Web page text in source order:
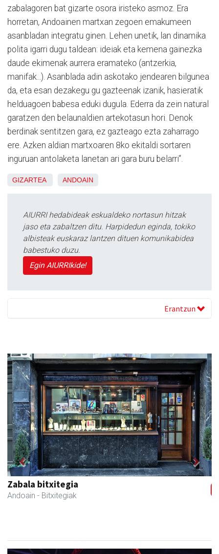
zabalagoren bat gizarte osora iristeko asmoz. Era
horretan, Andoainen martxan zegoen emakumeen
asanbladan integratu ginen. Lehen unetik, lan dinamika
polita igarri dugu taldean: ideiak eta kemena gainezka
daude ekimenak aurrera eramateko (antzerkia,
manifak...). Asanblada adin askotako jendearen bilgunea
da, eta esan dezakegu gu gazteenak izanik, hasieratik
helduagoen babesa eduki dugula. Ederra da zein natural
garatzen den belaunaldien artekotasun hori. Denok
berdinak sentitzen gara, ez gazteago ezta zaharrago
ere. Azken aldian martxoaren 8ko ekitaldi sortaren
inguruan antolaketa lanetan ari gara buru belarri”.
GIZARTEA ANDOAIN
AIURRI hedabideak eskualdeko nortasun hitzak
jaso eta zabaltzen ditu. Harpidedun eginda, tokiko
albisteak euskaraz lantzen dituen komunikabidea
babestuko duzu.
Egin AIURRIkide!
Erantzun
Zabala bitxitegia
Andoain - Bitxitegiak
Previous Next